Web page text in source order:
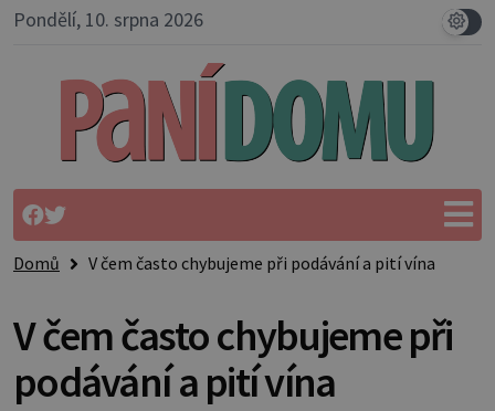
Pondělí, 10. srpna 2026
Domů V čem často chybujeme při podávání a pití vína
V čem často chybujeme při
podávání a pití vína